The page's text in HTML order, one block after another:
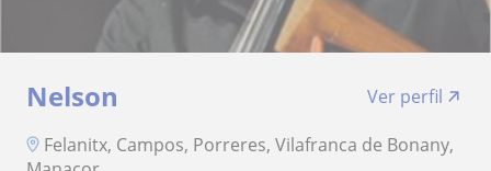
Nelson
Ver perfil
Felanitx, Campos, Porreres, Vilafranca de Bonany,